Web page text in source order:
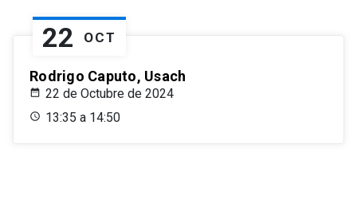
22 OCT
Rodrigo Caputo, Usach
22 de Octubre de 2024
13:35 a 14:50